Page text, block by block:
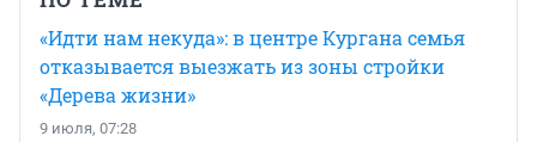
«Идти нам некуда»: в центре Кургана семья
отказывается выезжать из зоны стройки
«Дерева жизни»
9 июля, 07:28